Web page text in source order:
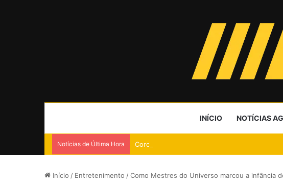
INÍCIO NOTÍCIAS
Notícias de Última Hora Coronel é condenado por livro que critica
Início / Entretenimento /Como Mestres do Universo marcou a infância